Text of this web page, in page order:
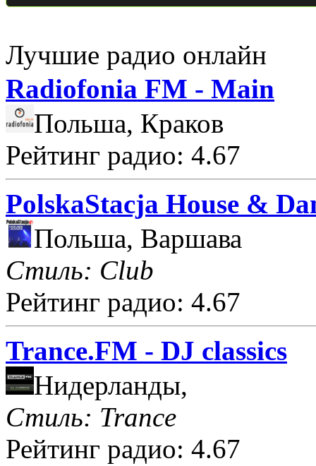
Лучшие радио онлайн
Radiofonia FM - Main
Польша, Краков
Рейтинг радио: 4.67
PolskaStacja House &
Польша, Варшава
Стиль: Club
Рейтинг радио: 4.67
Trance.FM - DJ classics
Нидерланды,
Стиль: Trance
Рейтинг радио: 4.67